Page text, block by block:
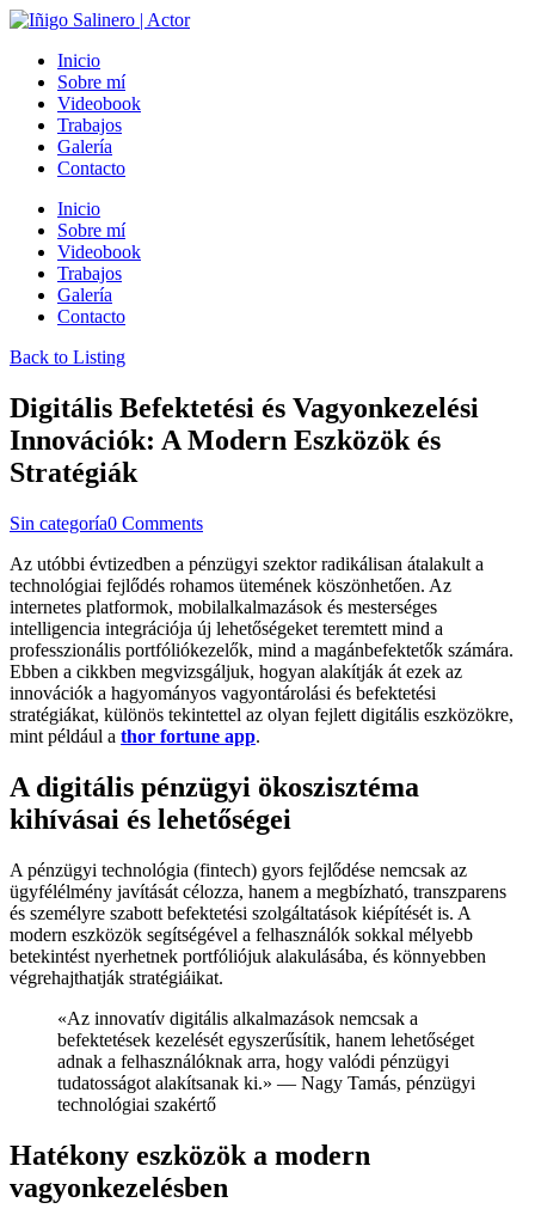
Inicio
Sobre mí
Videobook
Trabajos
Galería
Contacto
Inicio
Sobre mí
Videobook
Trabajos
Galería
Contacto
Back to Listing
Digitális Befektetési és Vagyonkezelési
Innovációk: A Modern Eszközök és
Stratégiák
Sin categoría0 Comments
Az utóbbi évtizedben a pénzügyi szektor radikálisan átalakult a
technológiai fejlődés rohamos ütemének köszönhetően. Az
internetes platformok, mobilalkalmazások és mesterséges
intelligencia integrációja új lehetőségeket teremtett mind a
professzionális portfóliókezelők, mind a magánbefektetők számára.
Ebben a cikkben megvizsgáljuk, hogyan alakítják át ezek az
innovációk a hagyományos vagyontárolási és befektetési
stratégiákat, különös tekintettel az olyan fejlett digitális eszközökre,
mint például a thor fortune app.
A digitális pénzügyi ökoszisztéma
kihívásai és lehetőségei
A pénzügyi technológia (fintech) gyors fejlődése nemcsak az
ügyfélélmény javítását célozza, hanem a megbízható, transzparens
és személyre szabott befektetési szolgáltatások kiépítését is. A
modern eszközök segítségével a felhasználók sokkal mélyebb
betekintést nyerhetnek portfóliójuk alakulásába, és könnyebben
végrehajthatják stratégiáikat.
«Az innovatív digitális alkalmazások nemcsak a
befektetések kezelését egyszerűsítik, hanem lehetőséget
adnak a felhasználóknak arra, hogy valódi pénzügyi
tudatosságot alakítsanak ki.» — Nagy Tamás, pénzügyi
technológiai szakértő
Hatékony eszközök a modern
vagyonkezelésben